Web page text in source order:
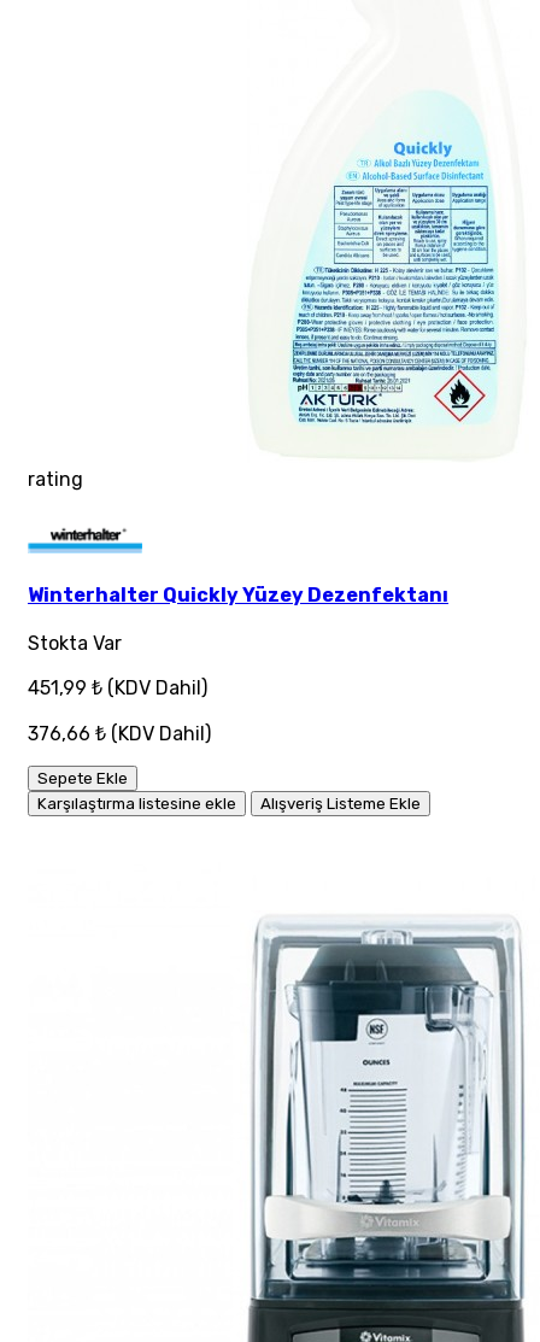
rating
Winterhalter Quickly Yüzey Dezenfektanı
Stokta Var
451,99 ₺ (KDV Dahil)
376,66 ₺ (KDV Dahil)
Sepete Ekle
Karşılaştırma listesine ekle
Alışveriş Listeme Ekle